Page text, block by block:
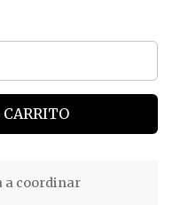
CARRITO
a coordinar